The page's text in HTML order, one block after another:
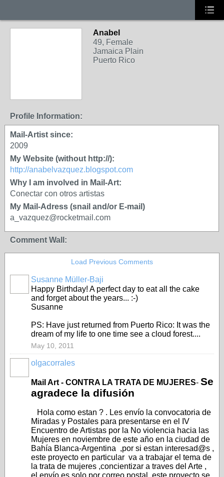
Anabel
49, Female
Jamaica Plain
Puerto Rico
Profile Information:
Mail-Artist since:
2009
My Website (without http://):
http://anabelvazquez.blogspot.com
Why I am involved in Mail-Art:
Conectar con otros artistas
My Mail-Adress (snail and/or E-mail)
a_vazquez@rocketmail.com
Comment Wall:
Load Previous Comments
Susanne Müller-Baji
Happy Birthday! A perfect day to eat all the cake
and forget about the years... :-)
Susanne
PS: Have just returned from Puerto Rico: It was the
dream of my life to one time see a cloud forest....
May 10, 2011
olgacorrales
Mail Art - CONTRA LA TRATA DE MUJERES- Se
agradece la difusión
Hola como estan ? . Les envío la convocatoria de
Miradas y Postales para presentarse en el IV
Encuentro de Artistas por la No violencia hacia las
Mujeres en noviembre de este año en la ciudad de
Bahía Blanca-Argentina ,por si estan interesad@s ,
este proyecto en particular va a trabajar el tema de
la trata de mujeres ,concientizar a traves del Arte ,
el envío es solo por correo postal ,este proyecto se